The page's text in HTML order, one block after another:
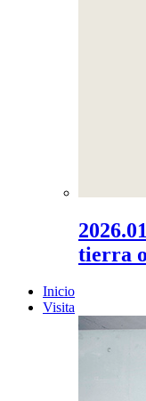
tierra
Inicio
Visita